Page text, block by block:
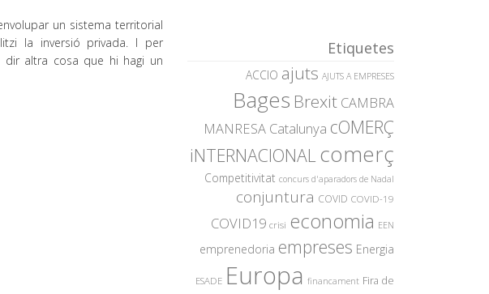
un sistema territorial
la inversió privada. I per
dir altra cosa que hi hagi un
Etiquetes
ACCIO ajuts AJUTS A EMPRESES
Bages Brexit CAMBRA
MANRESA Catalunya cOMERÇ
iNTERNACIONAL comerç
Competitivitat concurs d'aparadors de Nadal
conjuntura COVID COVID-19
COVID19 crisi economia EEN
emprenedoria empreses Energia
ESADE Europa financament Fira de